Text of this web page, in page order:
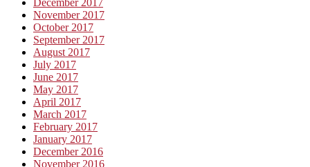
November 2017
October 2017
September 2017
August 2017
July 2017
June 2017
May 2017
April 2017
March 2017
February 2017
January 2017
December 2016
November 2016